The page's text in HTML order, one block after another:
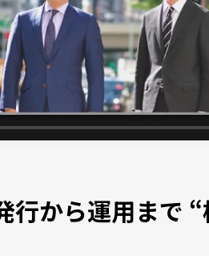
行から運用まで